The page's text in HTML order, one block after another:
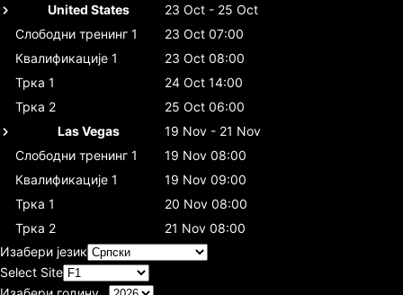
United States
23 Oct - 25 Oct
Слободни тренинг 1
23 Oct 07:00
Квалификације 1
23 Oct 08:00
Трка 1
24 Oct 14:00
Трка 2
25 Oct 06:00
Las Vegas
19 Nov - 21 Nov
Слободни тренинг 1
19 Nov 08:00
Квалификације 1
19 Nov 09:00
Трка 1
20 Nov 08:00
Трка 2
21 Nov 08:00
Изабери језик
Select Site